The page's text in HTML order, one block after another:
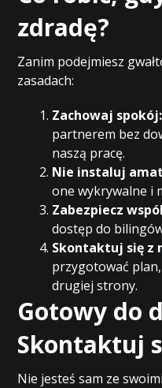
zdradę?
Zanim podejmiesz
zasadach:
Zachowaj spokój:
partnerem bez
naszą pracę.
Nie instaluj
one wykrywalne i
Zabezpiecz
dostęp do
Skontaktuj się z
przygotować
drugiej strony.
Gotowy do
Skontaktuj
Nie jesteś sam ze